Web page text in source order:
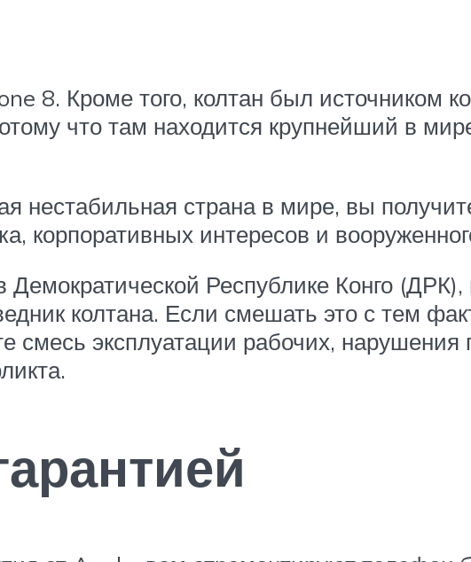
8. Кроме того, колтан был источником
что там находится крупнейший в
нестабильная страна в мире, вы
корпоративных интересов и
Республике Конго
колтана. Если смешать это с тем
смесь эксплуатации рабочих, нарушения